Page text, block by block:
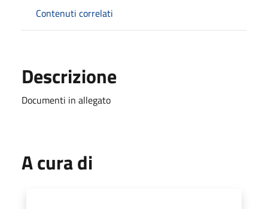
Contenuti correlati
Descrizione
Documenti in allegato
A cura di